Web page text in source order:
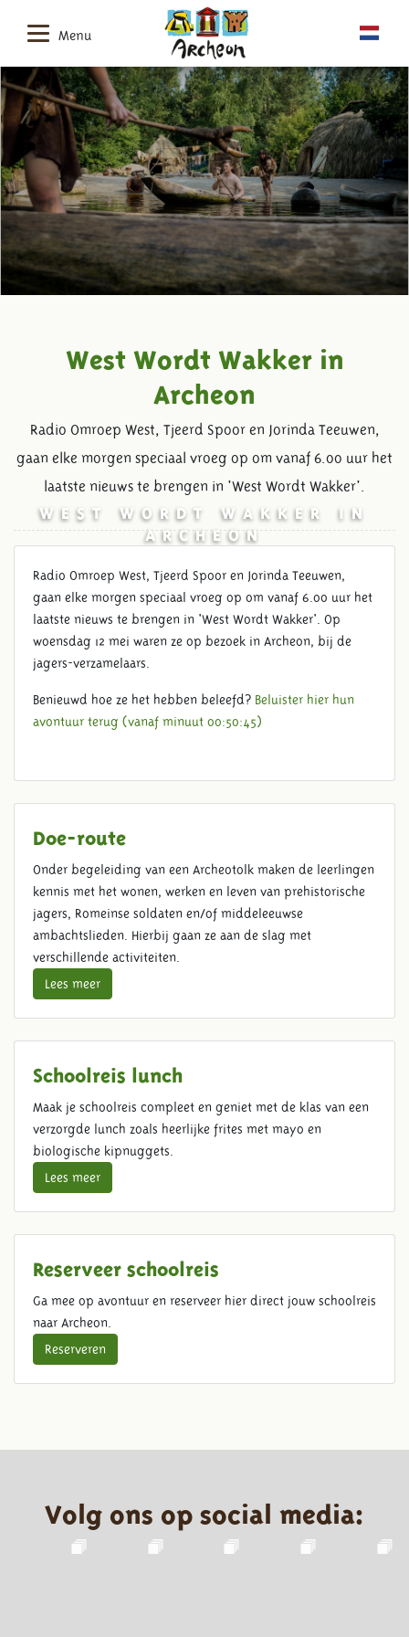
Menu
WEST WORDT WAKKER IN
ARCHEON
West Wordt Wakker in
Archeon
Radio Omroep West, Tjeerd Spoor en Jorinda Teeuwen,
gaan elke morgen speciaal vroeg op om vanaf 6.00 uur het
laatste nieuws te brengen in 'West Wordt Wakker'.
Radio Omroep West, Tjeerd Spoor en Jorinda Teeuwen,
gaan elke morgen speciaal vroeg op om vanaf 6.00 uur het
laatste nieuws te brengen in 'West Wordt Wakker'. Op
woensdag 12 mei waren ze op bezoek in Archeon, bij de
jagers-verzamelaars.
Benieuwd hoe ze het hebben beleefd? Beluister hier hun
avontuur terug (vanaf minuut 00:50:45)
Doe-route
Onder begeleiding van een Archeotolk maken de leerlingen
kennis met het wonen, werken en leven van prehistorische
jagers, Romeinse soldaten en/of middeleeuwse
ambachtslieden. Hierbij gaan ze aan de slag met
verschillende activiteiten.
Lees meer
Schoolreis lunch
Maak je schoolreis compleet en geniet met de klas van een
verzorgde lunch zoals heerlijke frites met mayo en
biologische kipnuggets.
Lees meer
Reserveer schoolreis
Ga mee op avontuur en reserveer hier direct jouw schoolreis
naar Archeon.
Reserveren
Volg ons op social media: